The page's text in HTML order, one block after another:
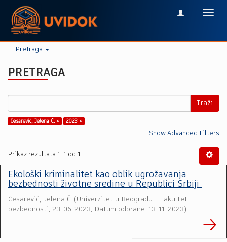
Pretraga
PRETRAGA
Traži
Ćesarević, Jelena Č. × 2023 ×
Show Advanced Filters
Prikaz rezultata 1-1 od 1
Ekološki kriminalitet kao oblik ugrožavanja
bezbednosti životne sredine u Republici Srbiji
Ćesarević, Jelena Č. (Univerzitet u Beogradu - Fakultet
bezbednosti, 23-06-2023, Datum odbrane: 13-11-2023)